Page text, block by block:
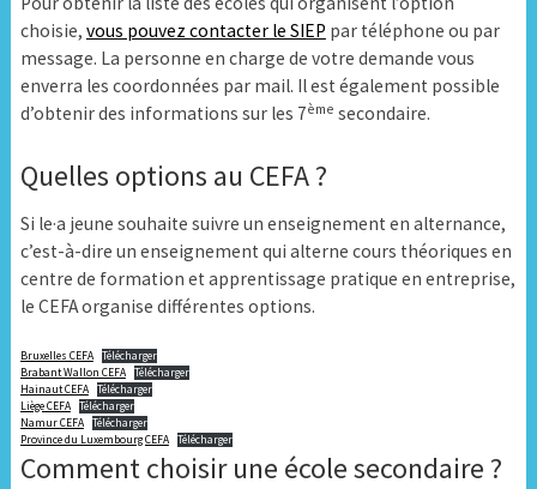
choisie, vous pouvez contacter le SIEP par téléphone ou par
message. La personne en charge de votre demande vous
enverra les coordonnées par mail. Il est également possible
d’obtenir des informations sur les 7ème secondaire.
Quelles options au CEFA ?
Si le·a jeune souhaite suivre un enseignement en alternance,
c’est-à-dire un enseignement qui alterne cours théoriques en
centre de formation et apprentissage pratique en entreprise,
le CEFA organise différentes options.
Bruxelles CEFA Télécharger
Brabant Wallon CEFA Télécharger
Hainaut CEFA Télécharger
Liège CEFA Télécharger
Namur CEFA Télécharger
Province du Luxembourg CEFA Télécharger
Comment choisir une école secondaire ?